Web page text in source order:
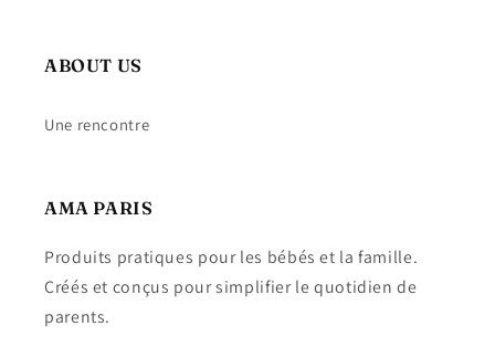
ABOUT US
Une rencontre
AMA PARIS
Produits pratiques pour les bébés et la famille.
Créés et conçus pour simplifier le quotidien de
parents.